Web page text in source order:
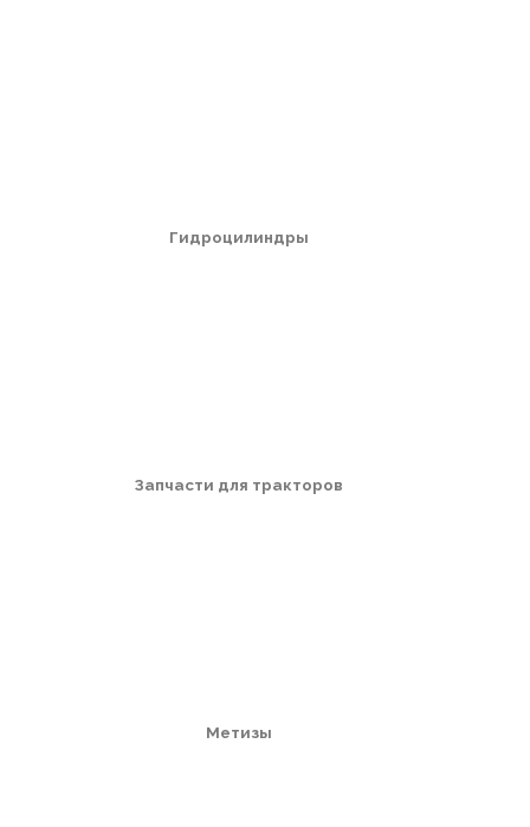
Гидроцилиндры
Запчасти для тракторов
Метизы